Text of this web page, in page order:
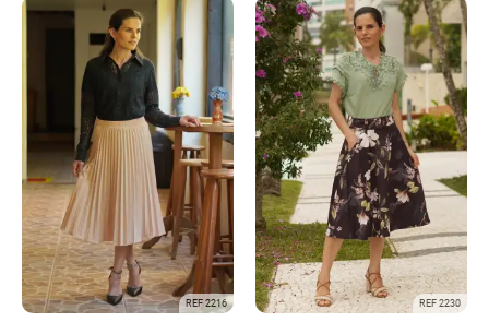
REF 2216 REF 2230